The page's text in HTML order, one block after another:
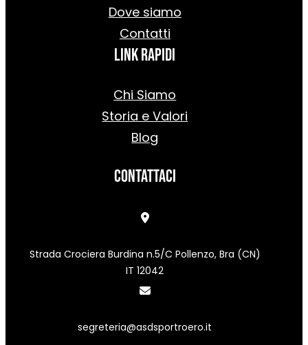
Dove siamo
Contatti
Link rapidi
Chi Siamo
Storia e Valori
Blog
Contattaci
Strada Crociera Burdina n.5/C Pollenzo, Bra (CN)
IT 12042
segreteria@asdsportroero.it